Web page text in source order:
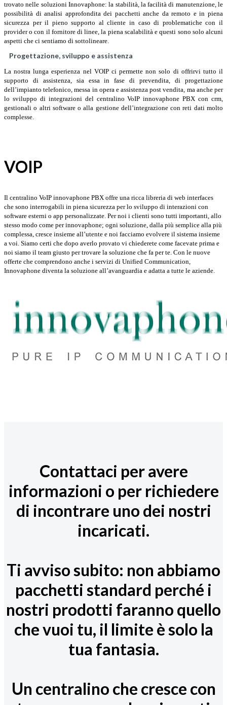
trovato nelle soluzioni Innovaphone: la stabilità, la facilità di manutenzione, le
possibilità di analisi approfondita dei pacchetti anche da remoto e in piena
sicurezza per il pieno supporto al cliente in caso di problematiche con il
provider o con il fornitore di linee, la piena scalabilità e questi sono solo alcuni
aspetti che ci sentiamo di sottolineare.
Progettazione, sviluppo e assistenza
La nostra lunga esperienza nel VOIP ci permette non solo di offrirvi tutto il
supporto di assistenza, sia essa in fase di prevendita, di progettazione
dell’impianto telefonico, messa in opera e assistenza post vendita, ma anche per
lo sviluppo di integrazioni del centralino VoIP innovaphone PBX con crm,
gestionali o altri software o alla gestione dell’integrazione con reti dati molto
complesse.
VOIP
Il centralino VoIP innovaphone PBX offre una ricca libreria di web interfaces
che sono interrogabili in piena sicurezza per lo sviluppo di interazioni con
software esterni o app personalizzate. Per noi i clienti sono tutti importanti, allo
stesso modo come per innovaphone; ogni soluzione, dalla più semplice alla più
complessa, cresce insieme all’utente e noi facciamo evolvere il sistema insieme
a voi. Siamo certi che dopo averlo provato vi chiederete come facevate prima e
noi siamo il team giusto per trovare la soluzione che fa per te. Con le nuove
offerte che comprendono anche i servizi di Unified Communication,
Innovaphone diventa la soluzione all’avanguardia e adatta a tutte le aziende.
Contattaci per avere
informazioni o per richiedere
di incontrare uno dei nostri
incaricati.
Ti avviso subito: non abbiamo
pacchetti standard perché i
nostri prodotti faranno quello
che vuoi tu, il limite è solo la
tua fantasia.
Un centralino che cresce con